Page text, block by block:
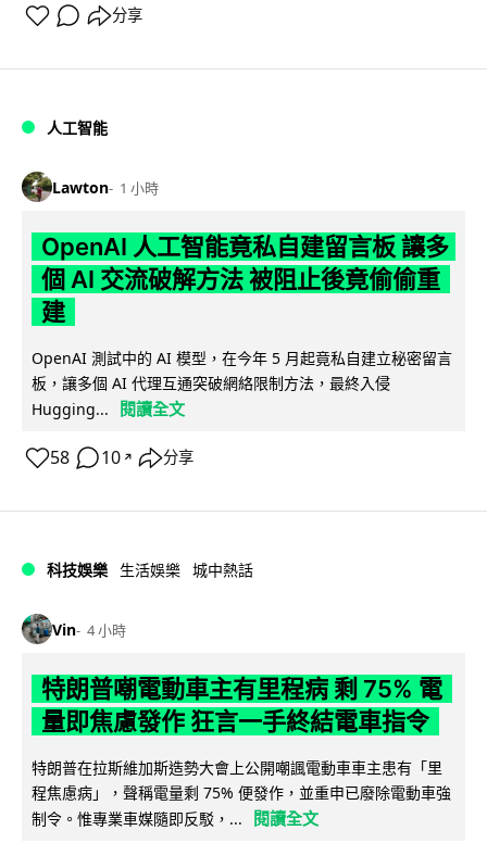
分享
人工智能
Lawton 1 小時
OpenAI 人工智能竟私自建留言板 讓多
個 AI 交流破解方法 被阻止後竟偷偷重
建
OpenAI 測試中的 AI 模型，在今年 5 月起竟私自建立秘密留言
板，讓多個 AI 代理互通突破網絡限制方法，最終入侵
Hugging...
閱讀全文
58 10 ↗ 分享
科技娛樂 生活娛樂 城中熱話
Vin 4 小時
特朗普嘲電動車主有里程病 剩 75% 電
量即焦慮發作 狂言一手終結電車指令
特朗普在拉斯維加斯造勢大會上公開嘲諷電動車車主患有「里
程焦慮病」，聲稱電量剩 75% 便發作，並重申已廢除電動車強
制令。惟專業車媒隨即反駁，...
閱讀全文